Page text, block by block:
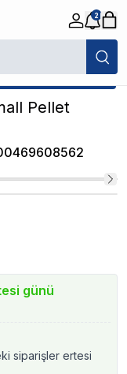
2
Pellet 1000ml 360gr
yetkili satıcısıdır.
Pellet
günü
siparişler ertesi